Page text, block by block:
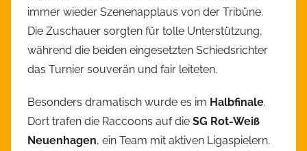
immer wieder Szenenapplaus von der Tribüne.
Die Zuschauer sorgten für tolle Unterstützung,
während die beiden eingesetzten Schiedsrichter
das Turnier souverän und fair leiteten.
Besonders dramatisch wurde es im Halbfinale.
Dort trafen die Raccoons auf die SG Rot-Weiß
Neuenhagen, ein Team mit aktiven Ligaspielern.